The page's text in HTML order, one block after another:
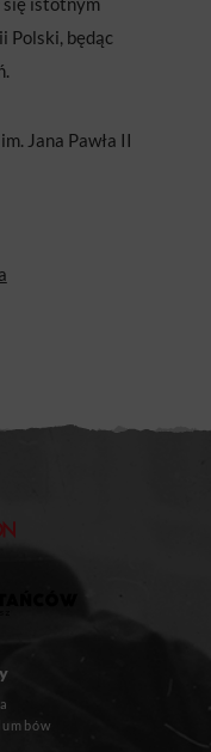
Polski, będąc
Jana Pawła II